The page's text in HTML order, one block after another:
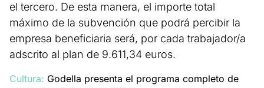
el tercero. De esta manera, el importe total
máximo de la subvención que podrá percibir la
empresa beneficiaria será, por cada trabajador/a
adscrito al plan de 9.611,34 euros.
Cultura: Godella presenta el programa completo de